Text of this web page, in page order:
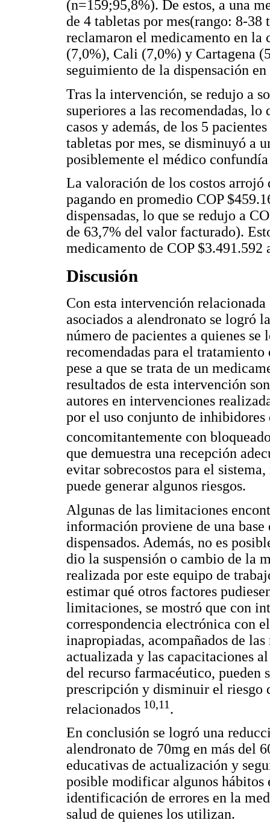
(n=159;95,8%). De estos, a una
de 4 tabletas por mes(rango: 8-38
reclamaron el medicamento en la
(7,0%), Cali (7,0%) y Cartagena
seguimiento de la dispensación
Tras la intervención, se redujo a
superiores a las recomendadas,
casos y además, de los 5
tabletas por mes, se disminuyó a
posiblemente el médico
La valoración de los costos arrojó
pagando en promedio COP
dispensadas, lo que se redujo a
de 63,7% del valor facturado).
medicamento de COP $3.491.592
Discusión
Con esta intervención
asociados a alendronato se logró
número de pacientes a quienes se
recomendadas para el
pese a que se trata de un
resultados de esta intervención
autores en intervenciones
por el uso conjunto de
concomitantemente con
que demuestra una recepción
evitar sobrecostos para el
puede generar algunos riesgos.
Algunas de las limitaciones
información proviene de una
dispensados. Además, no es
dio la suspensión o cambio de la
realizada por este equipo de
estimar qué otros factores
limitaciones, se mostró que con
correspondencia electrónica con
inapropiadas, acompañados de
actualizada y las capacitaciones
del recurso farmacéutico, pueden
prescripción y disminuir el riesgo
relacionados 10,11.
En conclusión se logró una
alendronato de 70mg en más del
educativas de actualización y
posible modificar algunos
identificación de errores en la
salud de quienes los utilizan.